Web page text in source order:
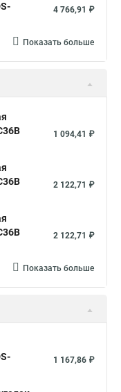
4 766,91 ₽
Показать больше
1 094,41 ₽
2 122,71 ₽
2 122,71 ₽
Показать больше
1 167,86 ₽